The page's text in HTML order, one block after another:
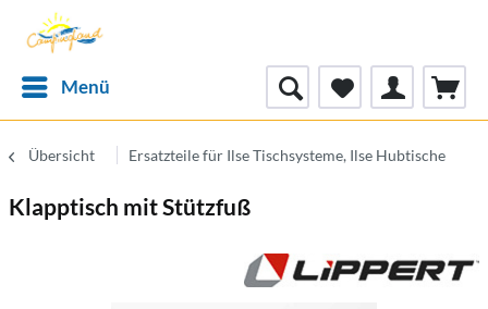
Menü
Übersicht Ersatzteile für Ilse Tischsysteme, Ilse Hubtische
Klapptisch mit Stützfuß